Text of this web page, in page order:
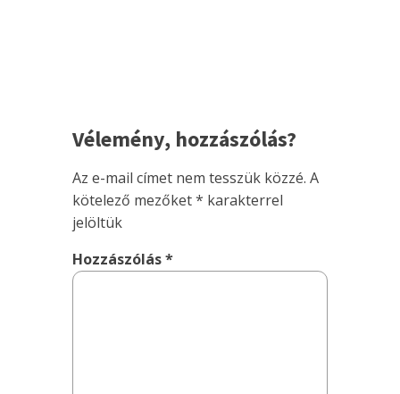
Vélemény, hozzászólás?
Az e-mail címet nem tesszük közzé. A
kötelező mezőket* karakterrel
jelöltük
Hozzászólás*